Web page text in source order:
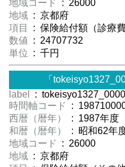
地域コード
: 26000
地域 : 京都府
項目
: 保険給付額（診療費
数値 : 24707732
単位 : 千円
「
label
:
時間軸コード
:
西暦（暦年）
: 1987年度
和暦（暦年）
: 昭和62年
地域コード
: 26000
地域 : 京都府